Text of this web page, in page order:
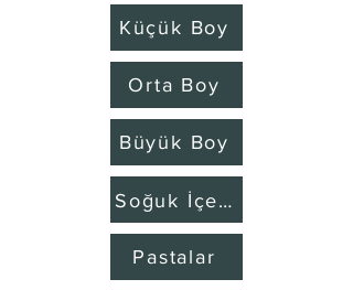
Küçük Boy
Orta Boy
Büyük Boy
Soğuk İçecekler
Pastalar